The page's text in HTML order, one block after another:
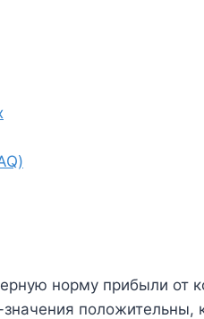
норму прибыли от
положительны,